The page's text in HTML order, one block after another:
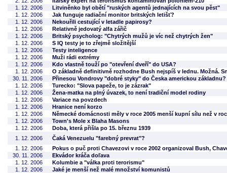
1. 12. 2006
Litviněnko byl obětí "ruských agentů jednajících na svou pěst"
1. 12. 2006
Jak funguje radiační monitor britských letišť?
1. 12. 2006
Nekouřili cestující v letadle papirosy?
1. 12. 2006
Relativně jedovatý alfa zářič
1. 12. 2006
Britský psycholog: "Chytrých mužů je víc než chytrých žen"
1. 12. 2006
S IQ testy je to zřejmě složitější
1. 12. 2006
Testy inteligence
1. 12. 2006
Muži rádi extrémy
1. 12. 2006
Kdo vlastně touží po "otevření dveří" do USA?
1. 12. 2006
O základně definitivně rozhodne Bush nejspíš v lednu. Možná.
30. 11. 2006
Přinesou Vondrovy "dobré styky" do Česka americkou základnu?
1. 12. 2006
Turecko: "Slova papeže, to je zázrak"
1. 12. 2006
Žena-matka na plný úvazek, to není tradiční model rodiny
1. 12. 2006
Variace na povzdech
1. 12. 2006
Hranice není korzo
1. 12. 2006
Německé domácnosti měly v roce 2005 menší kupní sílu než v
1. 12. 2006
Town's Mole x Blaha Masons
1. 12. 2006
Doba, která přišla po 15. březnu 1939
1. 12. 2006
Čaká Venezuelu "farebný prevrat"?
1. 12. 2006
Pokus o puč proti Chavezovi v roce 2002 organizoval Bush,
30. 11. 2006
Ekvádor kráča doľava
1. 12. 2006
Kolumbie a "válka proti terorismu"
1. 12. 2006
Jaké je menší než malé množství komunistů